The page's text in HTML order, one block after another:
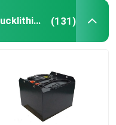
De Batterij van het vorkheftrucklithium (131)